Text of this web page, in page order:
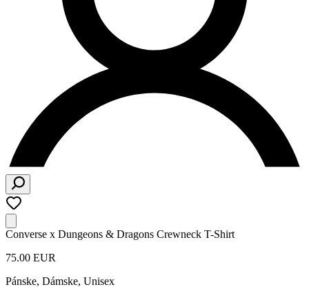
Converse x Dungeons & Dragons Crewneck T-Shirt
75.00 EUR
Pánske, Dámske, Unisex